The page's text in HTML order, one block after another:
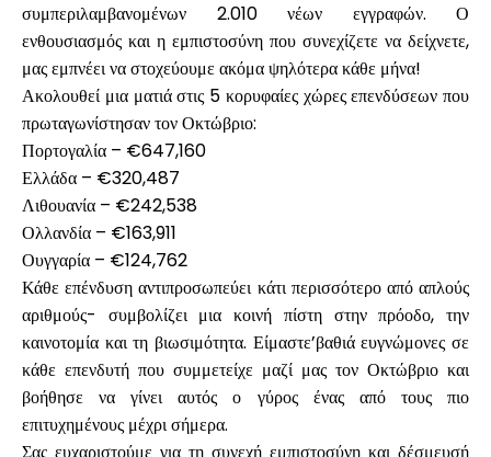
Επικοινωνήστε μαζί μας
Ο λογαριασμός μου
Λάβετε χρηματοδότηση
συμπεριλαμβανομένων 2.010 νέων εγγραφών. Ο
ενθουσιασμός και η εμπιστοσύνη που συνεχίζετε να δείχνετε,
μας εμπνέει να στοχεύουμε ακόμα ψηλότερα κάθε μήνα!
Ακολουθεί μια ματιά στις 5 κορυφαίες χώρες επενδύσεων που
πρωταγωνίστησαν τον Οκτώβριο:
Πορτογαλία – €647,160
Ελλάδα – €320,487
Λιθουανία – €242,538
Ολλανδία – €163,911
Ουγγαρία – €124,762
Κάθε επένδυση αντιπροσωπεύει κάτι περισσότερο από απλούς
αριθμούς- συμβολίζει μια κοινή πίστη στην πρόοδο, την
καινοτομία και τη βιωσιμότητα. Είμαστε’βαθιά ευγνώμονες σε
κάθε επενδυτή που συμμετείχε μαζί μας τον Οκτώβριο και
βοήθησε να γίνει αυτός ο γύρος ένας από τους πιο
επιτυχημένους μέχρι σήμερα.